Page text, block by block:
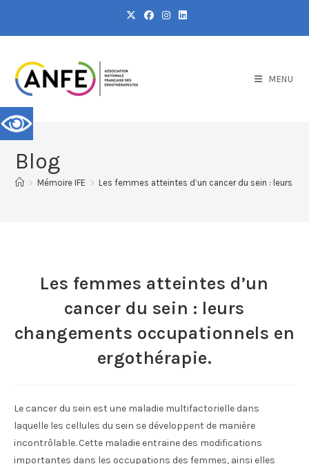
MENU
Blog
> Mémoire IFE > Les femmes atteintes d’un cancer du sein : leurs
Les femmes atteintes d’un
cancer du sein : leurs
changements occupationnels en
ergothérapie.
Le cancer du sein est une maladie multifactorielle dans
laquelle les cellules du sein se développent de manière
incontrôlable. Cette maladie entraine des modifications
importantes dans les occupations des femmes, ainsi elles